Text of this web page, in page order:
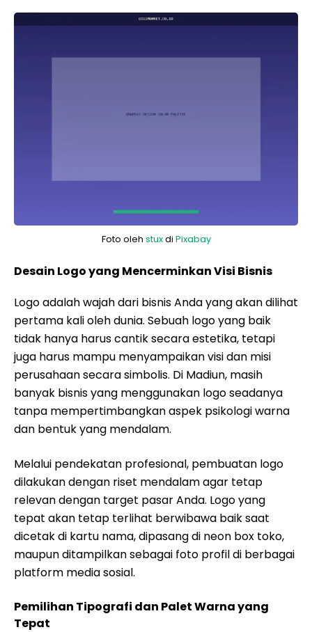
Foto oleh stuxdi Pixabay
Desain Logo yang Mencerminkan Visi Bisnis
Logo adalah wajah dari bisnis Anda yang akan dilihat
pertama kali oleh dunia. Sebuah logo yang baik
tidak hanya harus cantik secara estetika, tetapi
juga harus mampu menyampaikan visi dan misi
perusahaan secara simbolis. Di Madiun, masih
banyak bisnis yang menggunakan logo seadanya
tanpa mempertimbangkan aspek psikologi warna
dan bentuk yang mendalam.
Melalui pendekatan profesional, pembuatan logo
dilakukan dengan riset mendalam agar tetap
relevan dengan target pasar Anda. Logo yang
tepat akan tetap terlihat berwibawa baik saat
dicetak di kartu nama, dipasang di neon box toko,
maupun ditampilkan sebagai foto profil di berbagai
platform media sosial.
Pemilihan Tipografi dan Palet Warna yang
Tepat